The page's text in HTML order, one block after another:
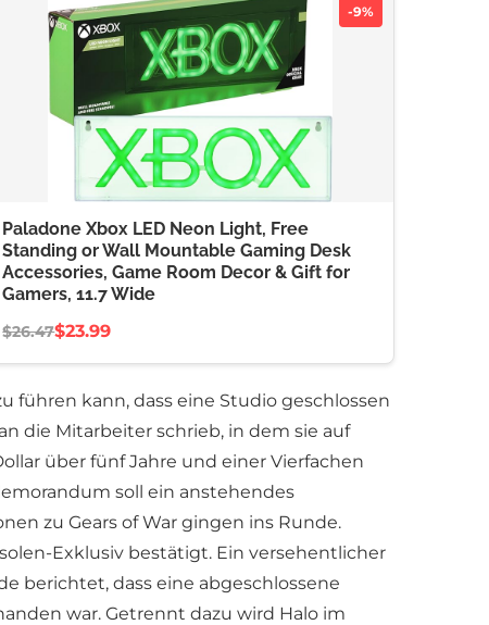
-9%
Paladone Xbox LED Neon Light, Free
Standing or Wall Mountable Gaming Desk
Accessories, Game Room Decor & Gift for
Gamers, 11.7 Wide
$26.47$23.99
kann, dass eine Studio geschlossen
die Mitarbeiter schrieb, in dem sie auf
über fünf Jahre und einer Vierfachen
soll ein anstehendes
zu Gears of War gingen ins Runde.
Exklusiv bestätigt. Ein versehentlicher
berichtet, dass eine abgeschlossene
war. Getrennt dazu wird Halo im